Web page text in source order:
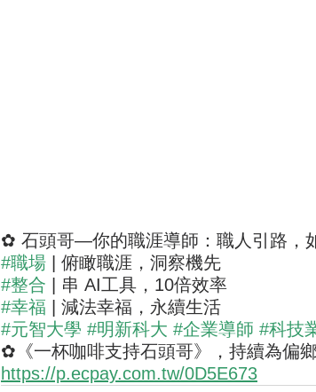
✿ 石頭哥—你的職涯導師：職人引路，
#職場 | 俯瞰職涯，洞察機先
#整合 | 串 AI工具，10倍效率
#幸福 | 減法幸福，永續生活
#元智大學 #明新科大 #企業導師 #科技
✿《一杯咖啡支持石頭哥》，持續為偏
https://p.ecpay.com.tw/0D5E673